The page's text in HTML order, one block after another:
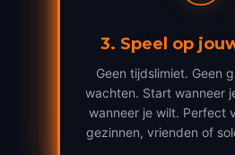
3. Speel op
Geen tijdslimiet. Geen
wachten. Start wanneer
wanneer je wilt. Perfect
gezinnen, vrienden of